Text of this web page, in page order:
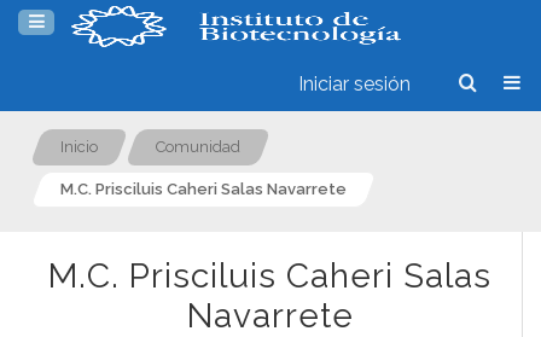
Iniciar sesión
Inicio Comunidad
M.C. Prisciluis Caheri Salas Navarrete
M.C. Prisciluis Caheri Salas
Navarrete